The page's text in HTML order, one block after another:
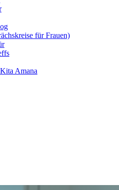
für Frauen)
Amana